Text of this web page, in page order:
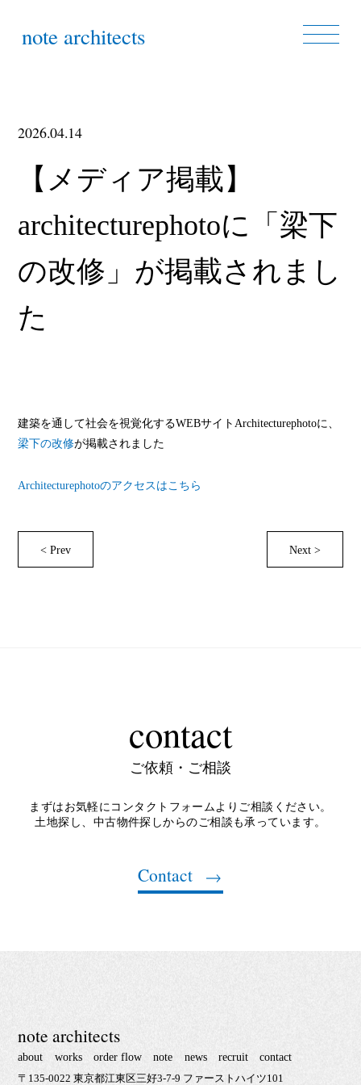
note architects
2026.04.14
【メディア掲載】
architecturephotoに「梁下
の改修」が掲載されまし
た
建築を通して社会を視覚化するWEBサイトArchitecturephotoに、
梁下の改修が掲載されました
Architecturephotoのアクセスはこちら
< Prev Next >
contact
ご依頼・ご相談
まずはお気軽にコンタクトフォームよりご相談ください。
土地探し、中古物件探しからのご相談も承っています。
Contact
note architects
about works order flow note news recruit contact
〒135-0022 東京都江東区三好3-7-9 ファーストハイツ101